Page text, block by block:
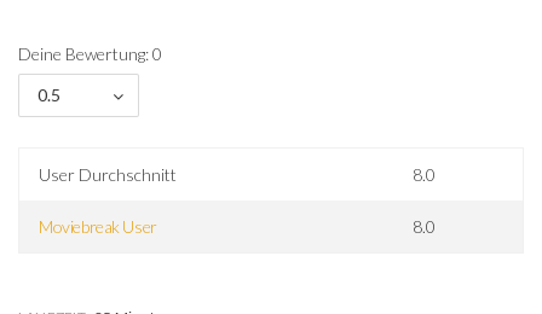
Deine Bewertung: 0
0.5
User Durchschnitt 8.0
Moviebreak User 8.0